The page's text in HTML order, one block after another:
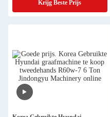
Krijg Beste Prijs